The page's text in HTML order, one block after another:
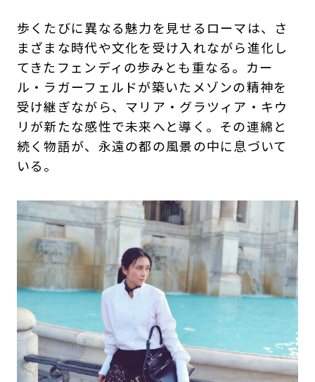
歩くたびに異なる魅力を見せるローマは、さ
まざまな時代や文化を受け入れながら進化し
てきたフェンディの歩みとも重なる。カー
ル・ラガーフェルドが築いたメゾンの精神を
受け継ぎながら、マリア・グラツィア・キウ
リが新たな感性で未来へと導く。その連綿と
続く物語が、永遠の都の風景の中に息づいて
いる。